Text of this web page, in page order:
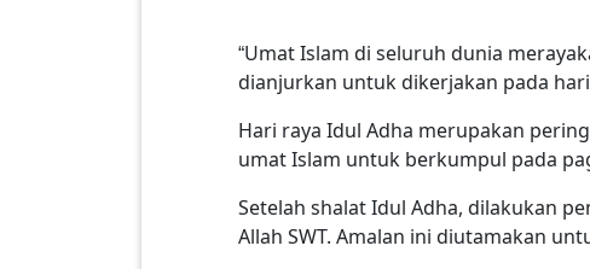
“Umat Islam di seluruh dunia
dianjurkan untuk dikerjakan pada hari
Hari raya Idul Adha merupakan
umat Islam untuk berkumpul pada
Setelah shalat Idul Adha, dilakukan
Allah SWT. Amalan ini diutamakan